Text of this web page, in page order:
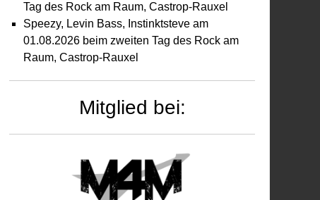
Tag des Rock am Raum, Castrop-Rauxel
Speezy, Levin Bass, Instinktsteve am
01.08.2026 beim zweiten Tag des Rock am
Raum, Castrop-Rauxel
Mitglied bei: